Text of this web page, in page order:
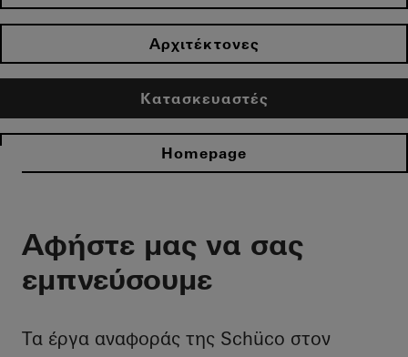
Αρχιτέκτονες
Κατασκευαστές
Homepage
Αφήστε μας να σας
εμπνεύσουμε
Τα έργα αναφοράς της Schüco στον